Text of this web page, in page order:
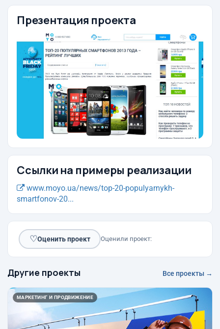
Презентация проекта
Ссылки на примеры реализации
www.moyo.ua/news/top-20-populyarnykh-
smartfonov-20...
♡Оценить проект Оценили проект:
Другие проекты Все проекты →
МАРКЕТИНГ И ПРОДВИЖЕНИЕ